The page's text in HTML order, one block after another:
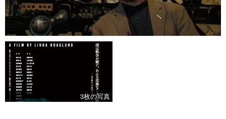
3枚の写真